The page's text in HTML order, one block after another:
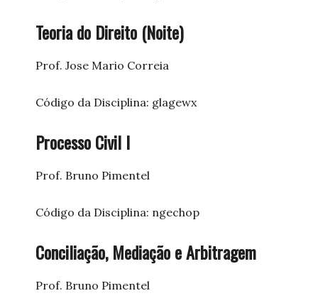
Teoria do Direito (Noite)
Prof. Jose Mario Correia
Código da Disciplina: glagewx
Processo Civil I
Prof. Bruno Pimentel
Código da Disciplina: ngechop
Conciliação, Mediação e Arbitragem
Prof. Bruno Pimentel